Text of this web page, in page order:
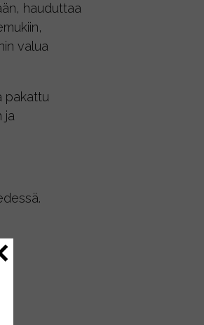
hauduttaa
valua
pakattu
ja